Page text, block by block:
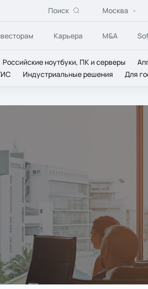
Поиск Москва
Карьера M&A
Российские ноутбуки, ПК и серверы
Индустриальные решения Для